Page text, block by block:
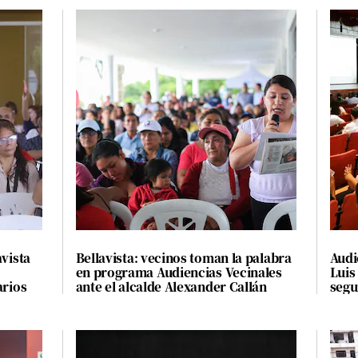
Bellavista: vecinos toman la palabra
en programa Audiencias Vecinales
ante el alcalde Alexander Callán
Luis